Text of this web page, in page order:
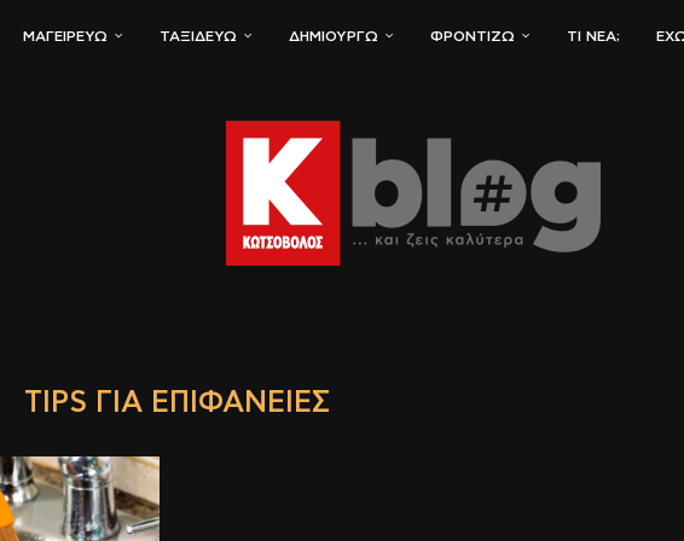
ΜΑΓΕΙΡΕΎΩ ΤΑΞΙΔΕΎΩ ΔΗΜΙΟΥΡΓΏ ΦΡΟΝΤΊΖΩ ΤΙ ΝΈΑ;
TIPS ΓΙΑ ΕΠΙΦΆΝΕΙΕΣ